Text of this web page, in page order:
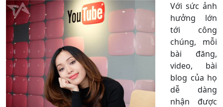
Với sức ảnh
hưởng lớn
tới công
chúng, mỗi
bài đăng,
video, bài
blog của họ
dễ dàng
nhận được